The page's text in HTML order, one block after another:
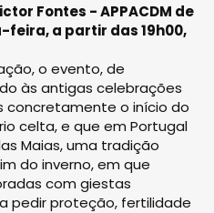
Fontes - APPACDM de
a partir das 19h00,
o evento, de
às antigas celebrações
concretamente o início do
celta, e que em Portugal
Maias, uma tradição
do inverno, em que
com giestas
pedir proteção, fertilidade